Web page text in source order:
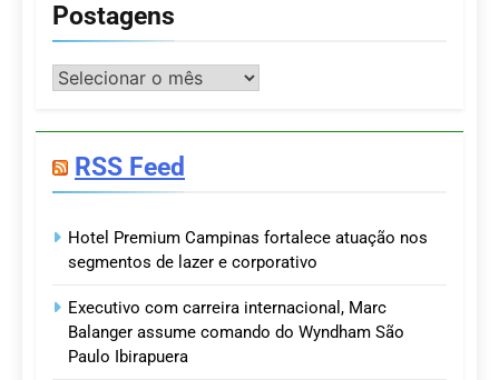
Postagens
Postagens
RSS Feed
Hotel Premium Campinas fortalece atuação nos
segmentos de lazer e corporativo
Executivo com carreira internacional, Marc
Balanger assume comando do Wyndham São
Paulo Ibirapuera